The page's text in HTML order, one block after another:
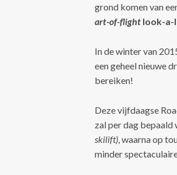
grond komen van
art-of-flight look-a-
In de winter van
een geheel nieuwe
bereiken!
Deze vijfdaagse
zal per dag
skilift), waarna op
minder